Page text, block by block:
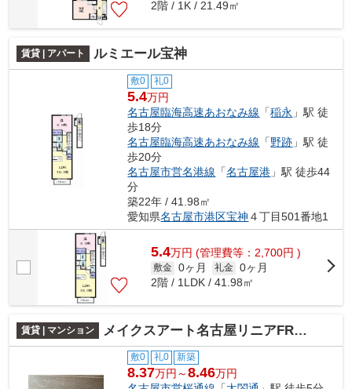
2階 / 1K / 21.49㎡
賃貸 | アパート ルミエール宝神
敷0 礼0
5.4万円
名古屋臨海高速あおなみ線 「稲永 」駅 徒
歩18分
名古屋臨海高速あおなみ線 「野跡 」駅 徒
歩20分
名古屋市営名港線 「名古屋港 」駅 徒歩44
分
築22年 / 41.98㎡
愛知県名古屋市港区宝神 ４丁目501番地1
5.4万円 (管理費等：2,700円 )
敷金 0ヶ月 礼金 0ヶ月
2階 / 1LDK / 41.98㎡
賃貸 | マンション メイクスアート名古屋リニアFRONT
敷0 礼0 新築
8.37万円～8.46万円